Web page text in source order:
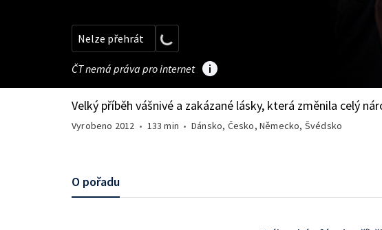
Nelze přehrát
ČT nemá práva pro internet
Velký příběh vášnivé a zakázané lásky, která změnila celý
Vyrobeno 2012 • 133 min •Dánsko, Česko, Německo, Švédsko
O pořadu